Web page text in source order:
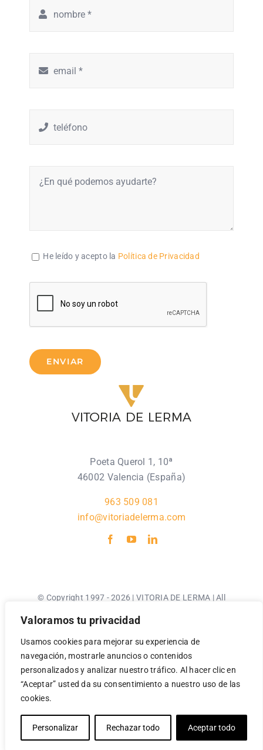
Valoramos tu privacidad
Usamos cookies para mejorar su experiencia de
navegación, mostrarle anuncios o contenidos
personalizados y analizar nuestro tráfico. Al hacer clic en
“Aceptar” usted da su consentimiento a nuestro uso de las
cookies.
Personalizar Rechazar todo Aceptar todo
He leído y acepto la Política de Privacidad
ENVIAR
Poeta Querol 1, 10ª
46002 Valencia (España)
963 509 081
info@vitoriadelerma.com
© Copyright 1997 - 2026 | VITORIA DE LERMA | All
Política de Cookies